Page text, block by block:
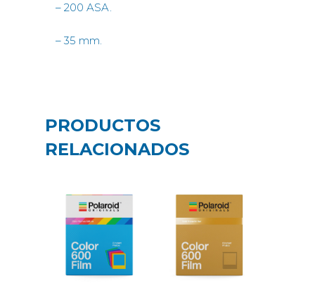
– 200 ASA.
– 35 mm.
PRODUCTOS
RELACIONADOS
19,99€ 19,99€